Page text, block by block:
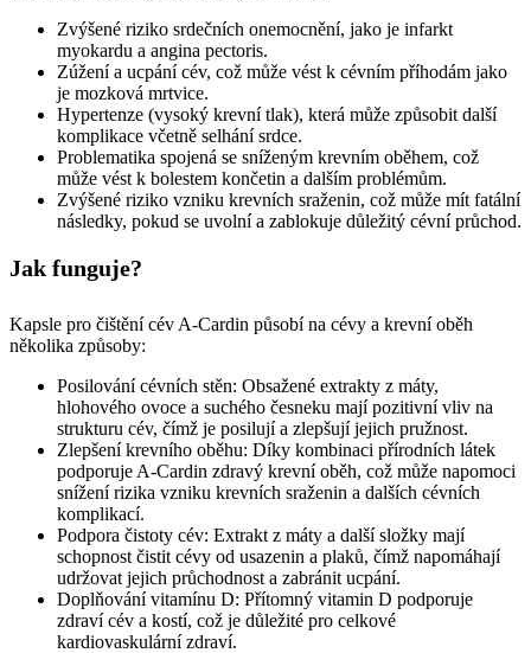
Zvýšené riziko srdečních onemocnění, jako je infarkt
myokardu a angina pectoris.
Zúžení a ucpání cév, což může vést k cévním příhodám jako
je mozková mrtvice.
Hypertenze (vysoký krevní tlak), která může způsobit další
komplikace včetně selhání srdce.
Problematika spojená se sníženým krevním oběhem, což
může vést k bolestem končetin a dalším problémům.
Zvýšené riziko vzniku krevních sraženin, což může mít fatální
následky, pokud se uvolní a zablokuje důležitý cévní průchod.
Jak funguje?
Kapsle pro čištění cév A-Cardin působí na cévy a krevní oběh
několika způsoby:
Posilování cévních stěn: Obsažené extrakty z máty,
hlohového ovoce a suchého česneku mají pozitivní vliv na
strukturu cév, čímž je posilují a zlepšují jejich pružnost.
Zlepšení krevního oběhu: Díky kombinaci přírodních látek
podporuje A-Cardin zdravý krevní oběh, což může napomoci
snížení rizika vzniku krevních sraženin a dalších cévních
komplikací.
Podpora čistoty cév: Extrakt z máty a další složky mají
schopnost čistit cévy od usazenin a plaků, čímž napomáhají
udržovat jejich průchodnost a zabránit ucpání.
Doplňování vitamínu D: Přítomný vitamin D podporuje
zdraví cév a kostí, což je důležité pro celkové
kardiovaskulární zdraví.